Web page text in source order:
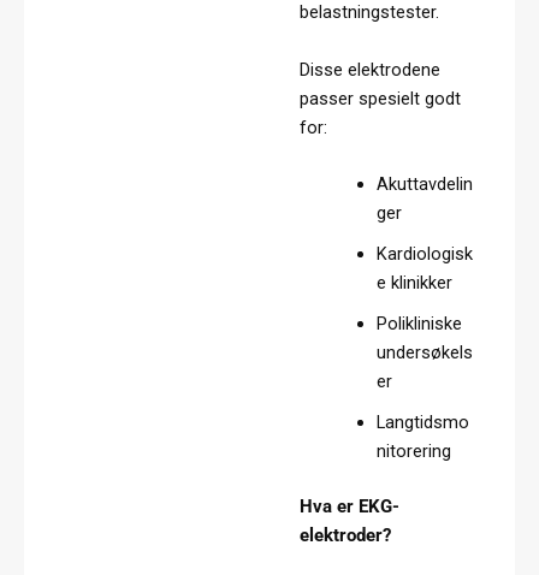
belastningstester.
Disse elektrodene
passer spesielt godt
for:
Akuttavdelin
ger
Kardiologisk
e klinikker
Polikliniske
undersøkels
er
Langtidsmo
nitorering
Hva er EKG-
elektroder?